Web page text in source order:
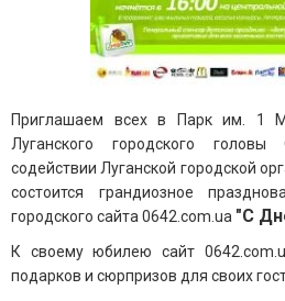
Приглашаем всех в Парк им. 1
Луганского городского
содействии Луганской городской
состоится грандиозное
городского сайта 0642.com.ua "С
К своему юбилею сайт
подарков и сюрпризов для своих